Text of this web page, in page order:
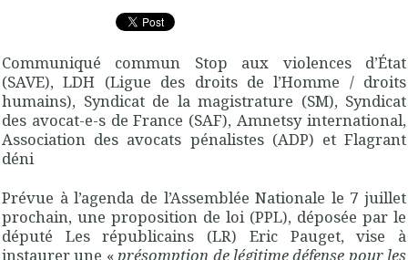
Communiqué commun Stop aux violences d’État
(SAVE), LDH (Ligue des droits de l’Homme / droits
humains), Syndicat de la magistrature (SM), Syndicat
des avocat-e-s de France (SAF), Amnetsy international,
Association des avocats pénalistes (ADP) et Flagrant
déni
Prévue à l’agenda de l’Assemblée Nationale le 7 juillet
prochain, une proposition de loi (PPL), déposée par le
député Les républicains (LR) Eric Pauget, vise à
instaurer une « présomption de légitime défense pour les